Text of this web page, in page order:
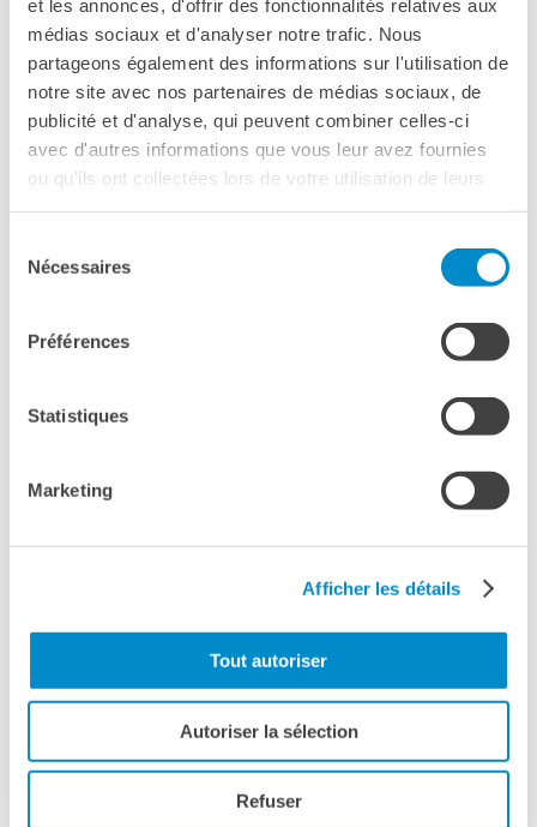
et les annonces, d'offrir des fonctionnalités relatives aux
médias sociaux et d'analyser notre trafic. Nous
partageons également des informations sur l'utilisation de
notre site avec nos partenaires de médias sociaux, de
publicité et d'analyse, qui peuvent combiner celles-ci
avec d'autres informations que vous leur avez fournies
ou qu'ils ont collectées lors de votre utilisation de leurs
Nécessaires
Préférences
Statistiques
Marketing
Afficher les détails
Tout autoriser
Autoriser la sélection
Refuser
La Notte delle Idee
Operazioni artistiche
PERCHÉ IMPARARE IL
FRANCESE
RECHERCHER
343 MILLIONS DE LOCUTEURS FRANCOPHONES DANS
LE MONDE
PERCHÉ È IMPORTANTE CONOSCERE LE LINGUE
PLURILINGUISMO E IL FRAN­CESE
SCE­GLIERE LA LIN­GUA FRAN­CESE
IMPORTANZA DELLE RELAZIONI TRA ITALIA E FRANCIA